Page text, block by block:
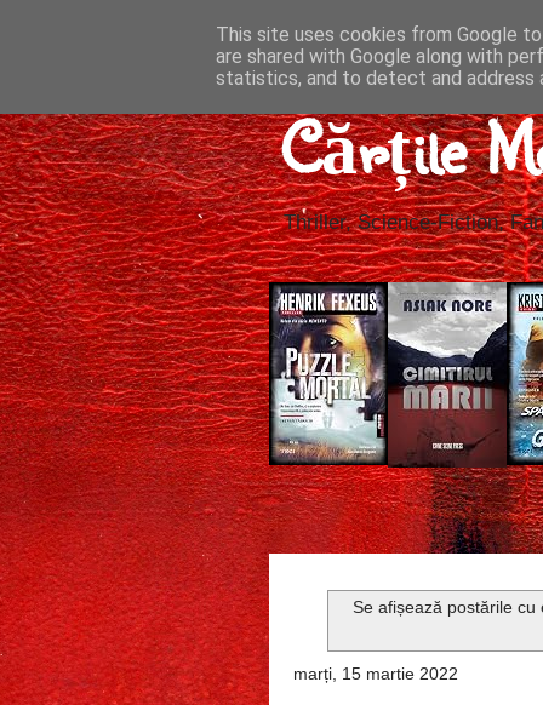
Cărțile
Thriller, Science-Fiction,
Se afișează postările cu
marți, 15 martie 2022
This site uses cookies from Google
are shared with Google along with
statistics, and to detect and address